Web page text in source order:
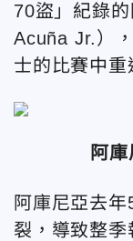
70盜」紀錄
Acuña Jr.）
士的比賽中重
阿庫
阿庫尼亞去
裂，導致整季